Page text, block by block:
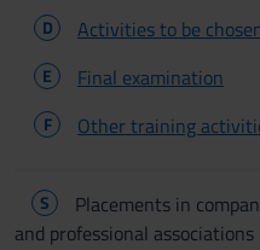
D Activities to be
E Final examination
F Other training
S
Placements in
and professional associations